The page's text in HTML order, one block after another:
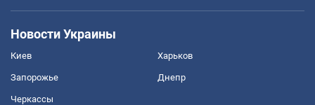
Новости Украины
Киев Харьков
Запорожье Днепр
Черкассы